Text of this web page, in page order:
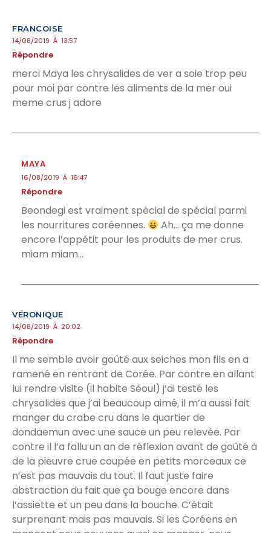
FRANCOISE
14/08/2019 À 13:57
Répondre
merci Maya les chrysalides de ver a soie trop peu
pour moi par contre les aliments de la mer oui
meme crus j adore
MAYA
16/08/2019 À 16:47
Répondre
Beondegi est vraiment spécial de spécial parmi
les nourritures coréennes.
Ah… ça me donne
encore l’appétit pour les produits de mer crus.
miam miam…
VÉRONIQUE
14/08/2019 À 20:02
Répondre
Il me semble avoir goûté aux seiches mon fils en a
ramené en rentrant de Corée. Par contre en allant
lui rendre visite (il habite Séoul) j’ai testé les
chrysalides que j’ai beaucoup aimé, il m’a aussi fait
manger du crabe cru dans le quartier de
dondaemun avec une sauce un peu relevée. Par
contre il l’a fallu un an de réflexion avant de goûté à
de la pieuvre crue coupée en petits morceaux ce
n’est pas mauvais du tout. Il faut juste faire
abstraction du fait que ça bouge encore dans
l’assiette et un peu dans la bouche. C’était
surprenant mais pas mauvais. Si les Coréens en